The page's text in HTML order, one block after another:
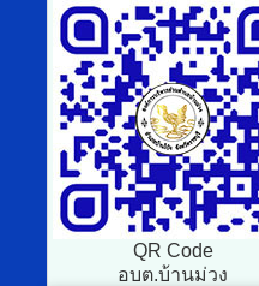
QR Code
อบต.บ้านม่วง